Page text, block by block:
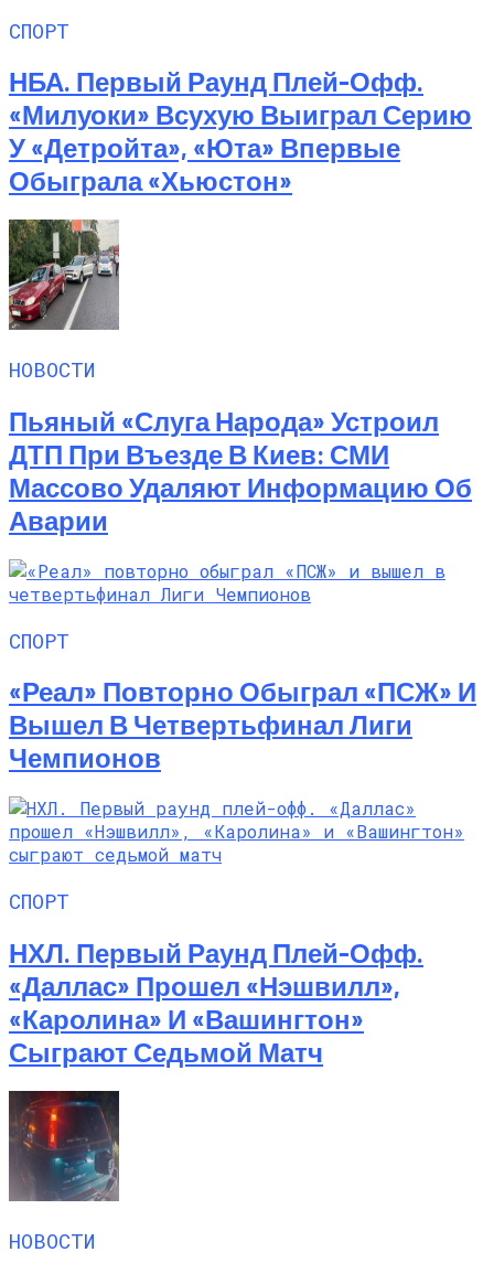
СПОРТ
НБА. Первый Раунд Плей-Офф.
«Милуоки» Всухую Выиграл Серию
У «Детройта», «Юта» Впервые
Обыграла «Хьюстон»
НОВОСТИ
Пьяный «слуга Народа» Устроил
ДТП При Въезде В Киев: СМИ
Массово Удаляют Информацию Об
Аварии
СПОРТ
«Реал» Повторно Обыграл «ПСЖ» И
Вышел В Четвертьфинал Лиги
Чемпионов
СПОРТ
НХЛ. Первый Раунд Плей-Офф.
«Даллас» Прошел «Нэшвилл»,
«Каролина» И «Вашингтон»
Сыграют Седьмой Матч
НОВОСТИ